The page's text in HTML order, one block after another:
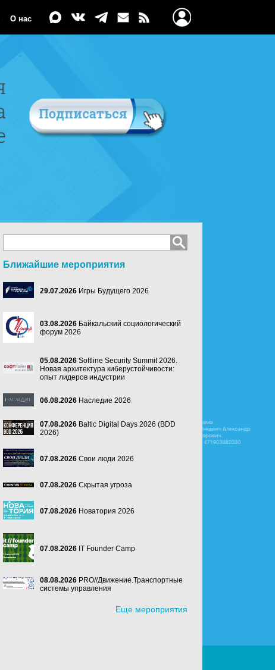
О нас
Ближайшие мероприятия
29.07.2026 Игры Будущего 2026
03.08.2026 Байкальский социологический
форум 2026
05.08.2026 Softline Security Summit 2026.
Новая архитектура киберустойчивости:
опыт лидеров индустрии
06.08.2026 Наследие 2026
07.08.2026 Baltic Digital Days 2026 (BDD
2026)
07.08.2026 Свои люди 2026
07.08.2026 Скрытая угроза
07.08.2026 Новатория 2026
07.08.2026 IT Founder Camp
08.08.2026 PRO//Движение.Транспортные
системы управления
Еще мероприятия